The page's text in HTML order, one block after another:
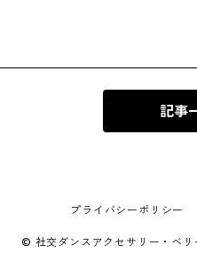
記事
プライバシーポリシー
© 社交ダンスアクセサリー・ベ